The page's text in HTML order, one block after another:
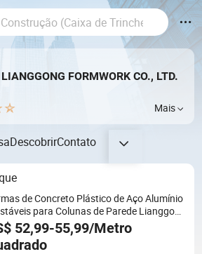
FORMWORK CO., LTD.
Mais
DescobrirContato
de Concreto Plástico de Aço Alumínio
para Colunas de Parede Lianggong
Construção de Edifícios
52,99-55,99/Metro